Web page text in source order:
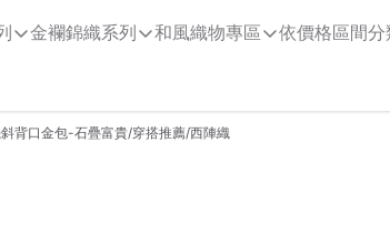
金襴錦織系列 和風織物專區 依價格區間分
背口金包-石疊富貴/穿搭推薦/西陣織